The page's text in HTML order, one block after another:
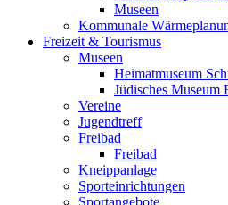
Museen
Kommunale
Freizeit & Tourismus
Museen
Heimatmuseum
Jüdisches Museum
Vereine
Jugendtreff
Freibad
Freibad
Kneippanlage
Sporteinrichtungen
Sportangebote